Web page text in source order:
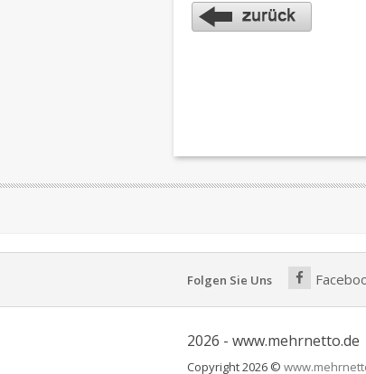
Folgen Sie Uns
2026 - www.mehrnetto.de
Copyright 2026 ©